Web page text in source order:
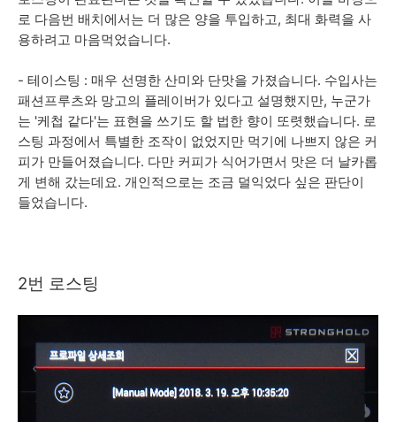
로 다음번 배치에서는 더 많은 양을 투입하고, 최대 화력을 사
용하려고 마음먹었습니다.
- 테이스팅 : 매우 선명한 산미와 단맛을 가졌습니다. 수입사는
패션프루츠와 망고의 플레이버가 있다고 설명했지만, 누군가
는 '케첩 같다'는 표현을 쓰기도 할 법한 향이 또렷했습니다. 로
스팅 과정에서 특별한 조작이 없었지만 먹기에 나쁘지 않은 커
피가 만들어졌습니다. 다만 커피가 식어가면서 맛은 더 날카롭
게 변해 갔는데요. 개인적으로는 조금 덜익었다 싶은 판단이
들었습니다.
2번 로스팅